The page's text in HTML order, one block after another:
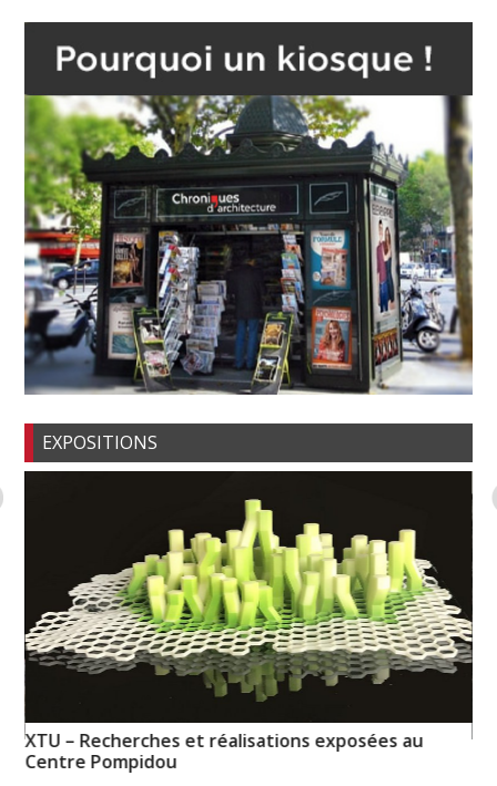
EXPOSITIONS
XTU – Recherches et réalisations exposées au
Centre Pompidou